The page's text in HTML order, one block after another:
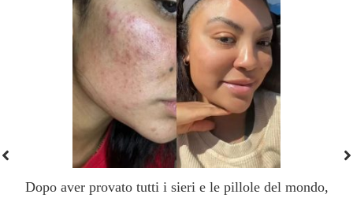
Dopo aver provato tutti i sieri e le pillole del mondo,